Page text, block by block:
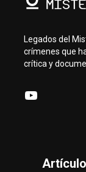
Legados del
crímenes que
crítica y
YouTube